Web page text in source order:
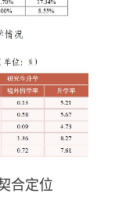
合定位